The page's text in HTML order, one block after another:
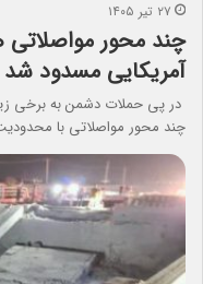
۲۷ تیر ۱۴۰۵
چند محور
آمریکایی مسدود شد
در پی حملات دشمن به برخی
چند محور مواصلاتی با